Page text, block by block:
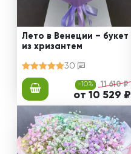
Лето в Венеции – букет
из хризантем
30
-10% 11 610 ₽
от 10 529 ₽